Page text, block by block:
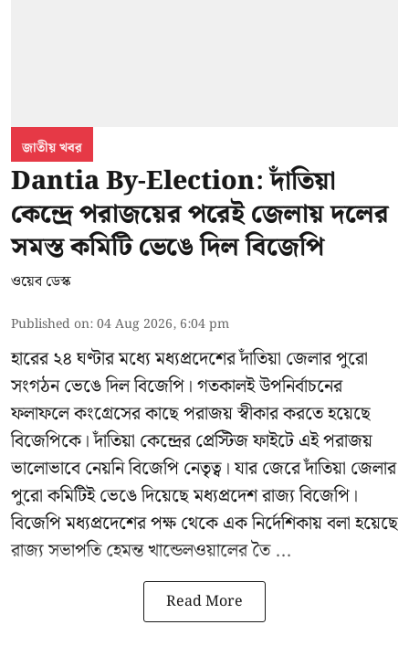
জাতীয় খবর
Dantia By-Election: দাঁতিয়া
কেন্দ্রে পরাজয়ের পরেই জেলায় দলের
সমস্ত কমিটি ভেঙে দিল বিজেপি
ওয়েব ডেস্ক
Published on:04 Aug 2026, 6:04 pm
হারের ২৪ ঘণ্টার মধ্যে মধ্যপ্রদেশের দাঁতিয়া জেলার পুরো
সংগঠন ভেঙে দিল বিজেপি। গতকালই উপনির্বাচনের
ফলাফলে কংগ্রেসের কাছে পরাজয় স্বীকার করতে হয়েছে
বিজেপিকে। দাঁতিয়া কেন্দ্রের প্রেস্টিজ ফাইটে এই পরাজয়
ভালোভাবে নেয়নি বিজেপি নেতৃত্ব। যার জেরে দাঁতিয়া জেলার
পুরো কমিটিই ভেঙে দিয়েছে মধ্যপ্রদেশ রাজ্য বিজেপি।
বিজেপি মধ্যপ্রদেশের পক্ষ থেকে এক নির্দেশিকায় বলা হয়েছে
রাজ্য সভাপতি হেমন্ত খান্ডেলওয়ালের তৈ ...
Read More